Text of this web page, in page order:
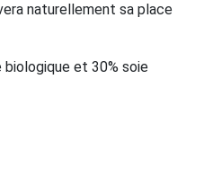
naturellement sa place
biologique et 30% soie